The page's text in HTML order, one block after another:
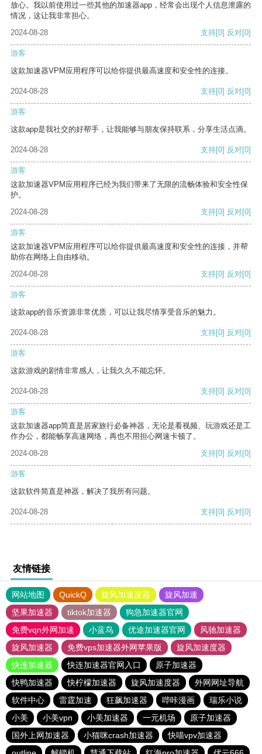
放心。我以前使用过一些其他的加速器app，经常会出现个人信息泄露的
情况，这让我非常担心。
2024-08-28
支持[0] 反对[0]
游客
这款加速器VPM应用程序可以给你提供最高速度和安全性的连接。
2024-08-28 支持[0] 反对[0]
游客
这款app是我社交的好帮手，让我能够与朋友保持联系，分享生活点滴。
2024-08-28 支持[0] 反对[0]
游客
这款加速器VPM应用程序已经为我们带来了无限的流畅体验和安全性保
护。
2024-08-28
支持[0] 反对[0]
游客
这款加速器VPM应用程序可以给你提供最高速度和安全性的连接，并帮
助你在网络上自由移动。
2024-08-28
支持[0] 反对[0]
游客
这款app的音乐资源非常优质，可以让我尽情享受音乐的魅力。
2024-08-28 支持[0] 反对[0]
游客
这款游戏的剧情非常感人，让我久久不能忘怀。
2024-08-28 支持[0] 反对[0]
游客
这款加速器app简直是居家旅行必备神器，无论是看视频、玩游戏还是工
作办公，都能畅享高速网络，再也不用担心网速卡顿了。
2024-08-28
支持[0] 反对[0]
游客
这款软件简直是神器，解决了我所有问题。
2024-08-28 支持[0] 反对[0]
友情链接
网站地图 QuickQ 旋风加速度器
旋风加速
坚果加速器
tiktok加速器
狗急加速器官网
免费vqn外网加速
小蓝鸟 优途加速器官网
风驰加速器
旋风加速器
免费vps加速器外网苹果版
旋风加速度器
快连加速器
快连加速器官网入口
原子加速器
快鸭加速器
快柠檬加速器 旋风加速度器
外网网址导航
软件中心
雷霆加速 狂飙加速器 哔咔漫画
瑞乐小说
小美
小美vpn 小美加速器 一元机场
原子加速器
国外上网加速器
小猫咪crash加速器
快喵vpv加速器